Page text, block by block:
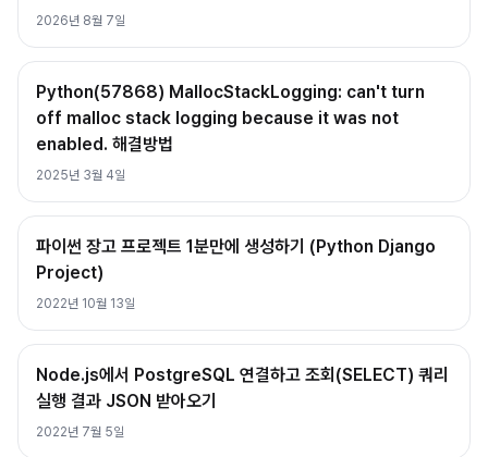
2026년 8월 7일
Python(57868) MallocStackLogging: can't turn
off malloc stack logging because it was not
enabled. 해결방법
2025년 3월 4일
파이썬 장고 프로젝트 1분만에 생성하기 (Python Django
Project)
2022년 10월 13일
Node.js에서 PostgreSQL 연결하고 조회(SELECT) 쿼리
실행 결과 JSON 받아오기
2022년 7월 5일